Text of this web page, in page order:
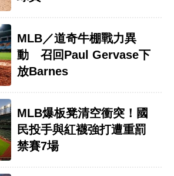
MLB／道奇牛棚戰力異
動 召回Paul Gervase下
放Barnes
MLB爆板凳清空衝突！國
民投手與紅襪強打遭重罰
禁賽7場